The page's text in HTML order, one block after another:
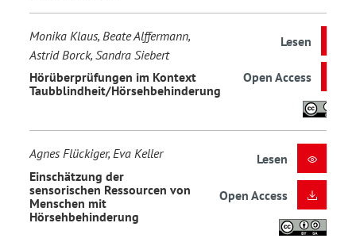
Monika Klaus, Beate Alffermann,
Astrid Borck, Sandra Siebert
Hörüberprüfungen im Kontext
Taubblindheit/Hörsehbehinderung
Lesen
Open Access
Agnes Flückiger, Eva Keller
Einschätzung der
sensorischen Ressourcen von
Menschen mit
Hörsehbehinderung
Lesen
Open Access